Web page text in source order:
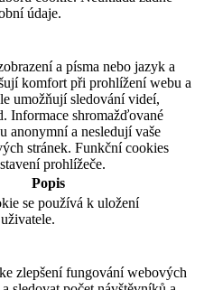
údaje.
a písma nebo jazyk a
komfort při prohlížení webu a
umožňují sledování videí,
Informace shromažďované
anonymní a nesledují vaše
stránek. Funkční cookies
prohlížeče.
Popis
se používá k uložení
zlepšení fungování webových